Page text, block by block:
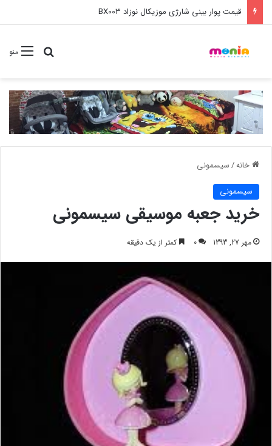
خرید عمده ست مانیکور نوزاد خارجی
منوجستجو
خانه/سیسمونی
سیسمونی
خرید جعبه موسیقی سیسمونی
مهر 27, 1393 0 کمتر از یک دقیقه